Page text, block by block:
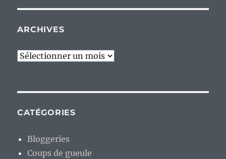
ARCHIVES
Archives
CATÉGORIES
Bloggeries
Coups de gueule